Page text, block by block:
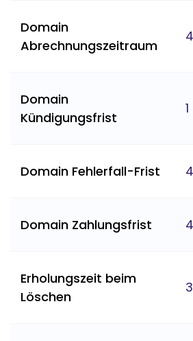
Domain
Abrechnungszeitraum
Domain
Kündigungsfrist
Domain Fehlerfall-Frist
Domain Zahlungsfrist
Erholungszeit beim
Löschen